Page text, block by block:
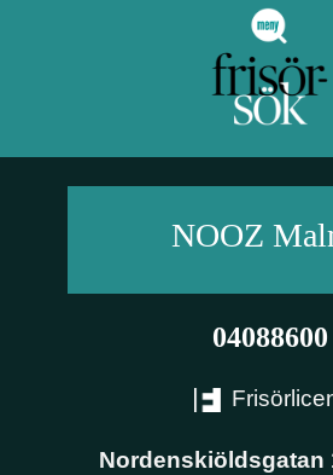
NOOZ
04088600
Nordenskiöldsgatan